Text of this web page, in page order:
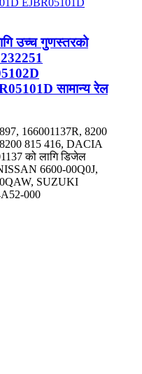
उच्च गुणस्तरको
सामान्य रेल
166001137R, 8200
815 416, DACIA
को लागि डिजेल
6600-00Q0J,
SUZUKI
000